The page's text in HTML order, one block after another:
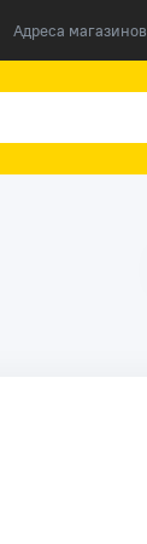
Адреса магазинов